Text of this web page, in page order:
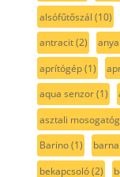
alsófűtőszál (10)
antracit(2) anya
aprítógép(1)
aqua senzor(1)
asztali
Barino(1) barna
bekapcsoló(2)